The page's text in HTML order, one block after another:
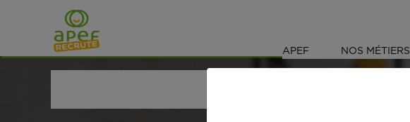
Navigation
Saut au contenu
APEF NOS MÉTIERS